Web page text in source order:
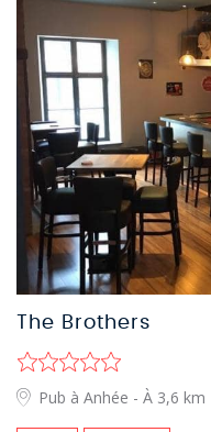
The Brothers
Pub à Anhée - À 3,6 km